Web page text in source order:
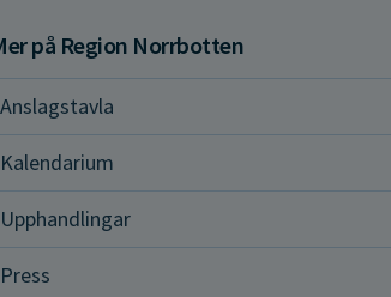
på Region Norrbotten
Anslagstavla
Kalendarium
Upphandlingar
Press